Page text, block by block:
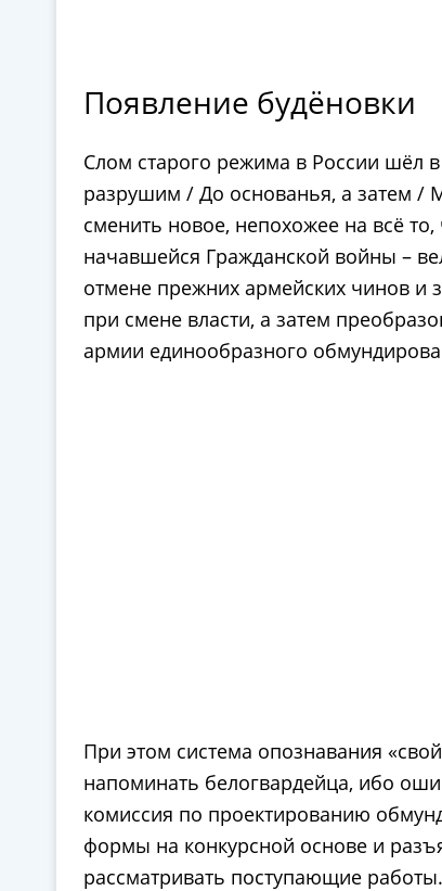
Появление будёновки
Слом старого режима в России шёл
разрушим / До основанья, а затем /
сменить новое, непохожее на всё
начавшейся Гражданской войны –
отмене прежних армейских чинов и
при смене власти, а затем
армии единообразного
При этом система опознавания
напоминать белогвардейца, ибо
комиссия по проектированию
формы на конкурсной основе и
рассматривать поступающие